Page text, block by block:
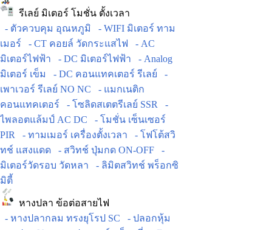
รีเลย์ มิเตอร์ โมชั่น ตั้งเวลา
- ตัวควบคุม อุณหภูมิ
- WIFI มิเตอร์ ทาม
เมอร์
- CT คอยล์ วัดกระแสไฟ
- AC
มิเตอร์ไฟฟ้า
- DC มิเตอร์ไฟฟ้า
- Analog
มิเตอร์ เข็ม
- DC คอนแทคเตอร์ รีเลย์
-
เพาเวอร์ รีเลย์ NO NC
- แมกเนติก
คอนแทคเตอร์
- โซลิดสเตตรีเลย์ SSR
-
ไพลอตแล้มป์ AC DC
- โมชั่น เซ็นเซอร์
PIR
- ทามเมอร์ เครื่องตั้งเวลา
- โฟโต้สวิ
ทช์ แสงแดด
- สวิทช์ ปุ่มกด ON-OFF
-
มิเตอร์วัดรอบ วัดหลา
- ลิมิตสวิทช์ พร็อกซิ
มิตี้
หางปลา ข้อต่อสายไฟ
- หางปลากลม ทรงยุโรป SC
- ปลอกหุ้ม